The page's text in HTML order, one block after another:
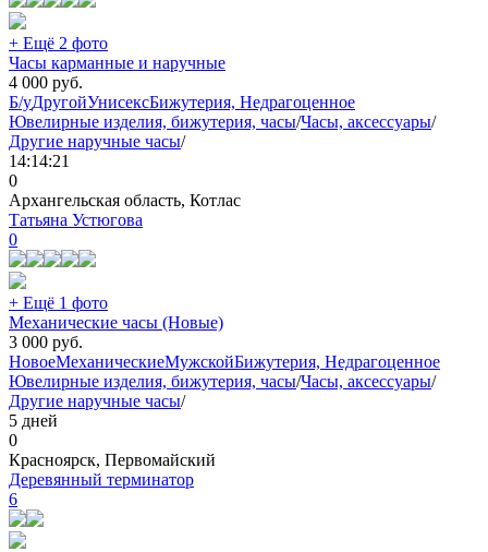
+ Ещё 2 фото
Часы карманные и наручные
4 000 руб.
Б/уДругойУнисексБижутерия, Недрагоценное
Ювелирные изделия, бижутерия, часы/Часы, аксессуары/
Другие наручные часы/
14:14:21
0
Архангельская область, Котлас
Татьяна Устюгова
0
+ Ещё 1 фото
Механические часы (Новые)
3 000 руб.
НовоеМеханическиеМужскойБижутерия, Недрагоценное
Ювелирные изделия, бижутерия, часы/Часы, аксессуары/
Другие наручные часы/
5 дней
0
Красноярск, Первомайский
Деревянный терминатор
6